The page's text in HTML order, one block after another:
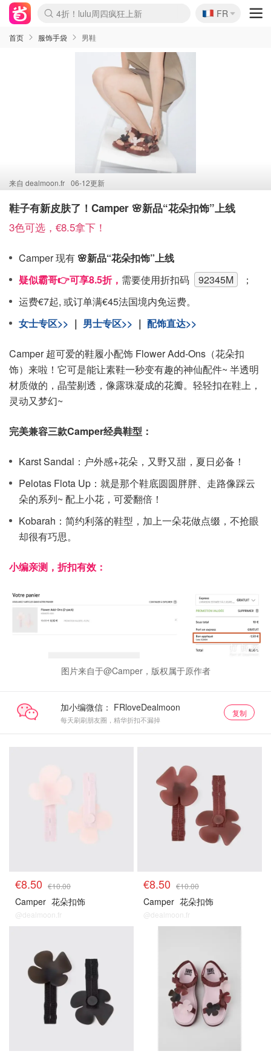
Boticinal 夏促开抢！
4折！lulu周四疯狂上新
还没结束！&OtherStories大促
Joybuy变相75折 随时失效
速领！Stanley独家85折
疑似霸哥！Camper额外叠85折
Zalando 奥莱闪促！每日更新
Moncler反季囤！5折起+叠9折
Coach Brooklyn仅€192
🇫🇷
FR
首页 服饰手袋 男鞋
来自 dealmoon.fr 06-12更新
鞋子有新皮肤了！Camper 🌸新品“花朵扣饰”上线
3色可选，€8.5拿下！
Camper 现有 🌸新品“花朵扣饰”上线
疑似霸哥👉可享8.5折， 需要使用折扣码 92345M
；
运费€7起, 或订单满€45法国境内免运费。
女士专区>> ｜ 男士专区>> ｜ 配饰直达>>
Camper 超可爱的鞋履小配饰 Flower Add-Ons（花朵扣
饰）来啦！它可是能让素鞋一秒变有趣的神仙配件~ 半透明
材质做的，晶莹剔透，像露珠凝成的花瓣。轻轻扣在鞋上，
灵动又梦幻~
完美兼容三款Camper经典鞋型：
Karst Sandal：户外感+花朵，又野又甜，夏日必备！
Pelotas Flota Up：就是那个鞋底圆圆胖胖、走路像踩云
朵的系列~ 配上小花，可爱翻倍！
Kobarah：简约利落的鞋型，加上一朵花做点缀，不抢眼
却很有巧思。
小编亲测，折扣有效：
图片来自于@Camper，版权属于原作者
加小编微信：
每天刷刷朋友圈，精华折扣不漏掉
复制
€8.50 €10.00
Camper 花朵扣饰
@dealmoon.fr
€8.50 €10.00
Camper 花朵扣饰
@dealmoon.fr